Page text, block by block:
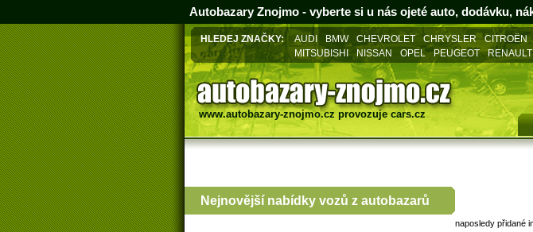
Autobazary Znojmo - vyberte si u nás ojeté auto, dodávku,
HLEDEJ ZNAČKY: AUDI BMW CHEVROLET CHRYSLER CITROËN
MITSUBISHI
NISSAN OPEL PEUGEOT RENAULT
www.autobazary-znojmo.czprovozuje cars.cz
Nejnovější nabídky vozů z autobazarů
naposledy přidané